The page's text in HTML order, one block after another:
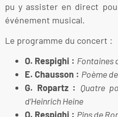
pu y assister en direct
événement musical.
Le programme du concert :
O. Respighi : Fontaines
E. Chausson : Poème
G. Ropartz : Quatre
d’Heinrich Heine
O. Respighi : Pins de